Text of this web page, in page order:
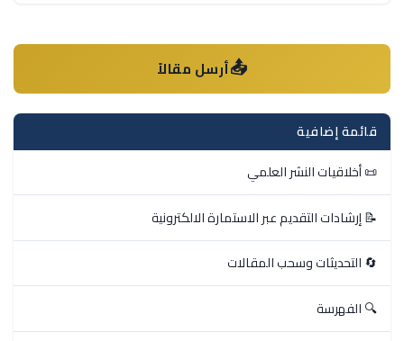
📤أرسل مقالاً
قائمة إضافية
📜 أخلاقيات النشر العلمي
📝 إرشادات التقديم عبر الاستمارة الالكترونية
🔄 التحديثات وسحب المقالات
🔍 الفهرسة